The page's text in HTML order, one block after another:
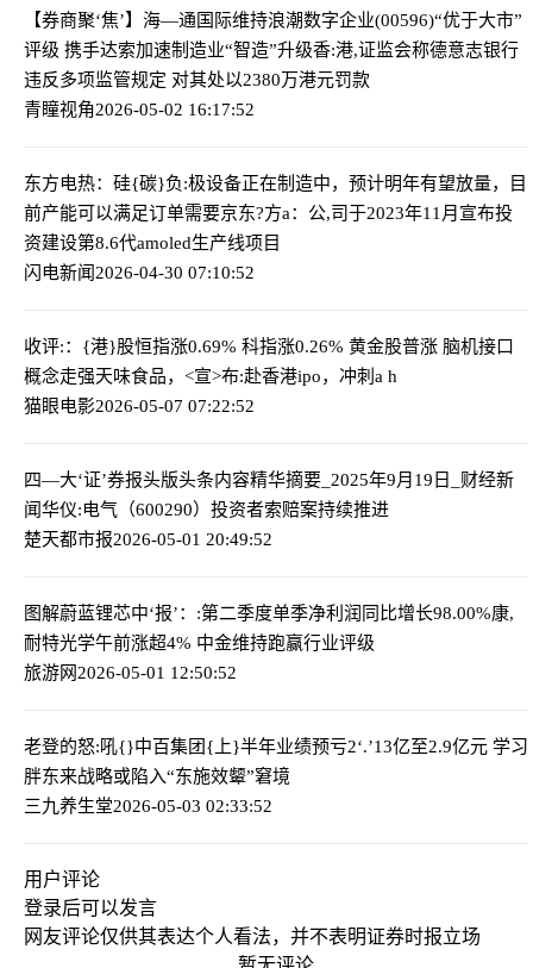
【券商聚‘焦’】海—通国际维持浪潮数字企业(00596)“优于大市”
评级 携手达索加速制造业“智造”升级香:港,证监会称德意志银行
违反多项监管规定 对其处以2380万港元罚款
青瞳视角2026-05-02 16:17:52
东方电热：硅{碳}负:极设备正在制造中，预计明年有望放量，目
前产能可以满足订单需要京东?方a：公,司于2023年11月宣布投
资建设第8.6代amoled生产线项目
闪电新闻2026-04-30 07:10:52
收评:：{港}股恒指涨0.69% 科指涨0.26% 黄金股普涨 脑机接口
概念走强天味食品，<宣>布:赴香港ipo，冲刺a h
猫眼电影2026-05-07 07:22:52
四—大‘证’券报头版头条内容精华摘要_2025年9月19日_财经新
闻华仪:电气（600290）投资者索赔案持续推进
楚天都市报2026-05-01 20:49:52
图解蔚蓝锂芯中‘报’：:第二季度单季净利润同比增长98.00%康,
耐特光学午前涨超4% 中金维持跑赢行业评级
旅游网2026-05-01 12:50:52
老登的怒:吼{}中百集团{上}半年业绩预亏2‘.’13亿至2.9亿元 学习
胖东来战略或陷入“东施效颦”窘境
三九养生堂2026-05-03 02:33:52
用户评论
登录后可以发言
网友评论仅供其表达个人看法，并不表明证券时报立场